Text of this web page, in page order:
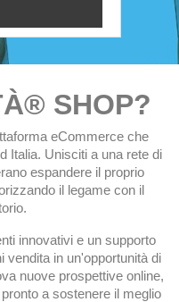
SHOP?
eCommerce che
Italia. Unisciti a una rete di
espandere il proprio
il legame con il
innovativi e un supporto
vendita in un'opportunità di
nuove prospettive online,
a sostenere il meglio